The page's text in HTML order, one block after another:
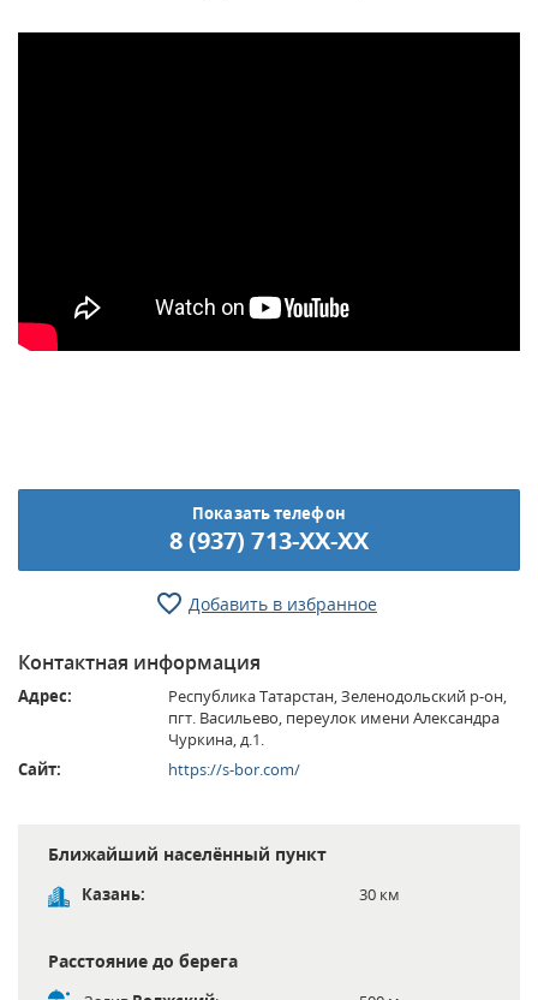
Показать телефон
8 (937) 713-XX-XX
Добавить в избранное
Контактная информация
Адрес:
Республика Татарстан, Зеленодольский р-он,
пгт. Васильево, переулок имени Александра
Чуркина, д.1.
Сайт:
https://s-bor.com/
Ближайший населённый пункт
Казань: 30 км
Расстояние до берега